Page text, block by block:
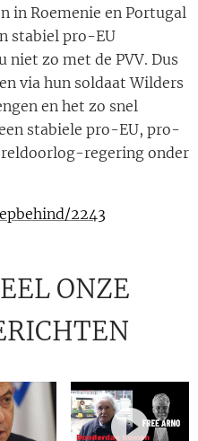
in Roemenie en Portugal
stabiel pro-EU
niet zo met de PVV. Dus
via hun soldaat Wilders
en het zo snel
stabiele pro-EU, pro-
regering onder
2243
ONZE